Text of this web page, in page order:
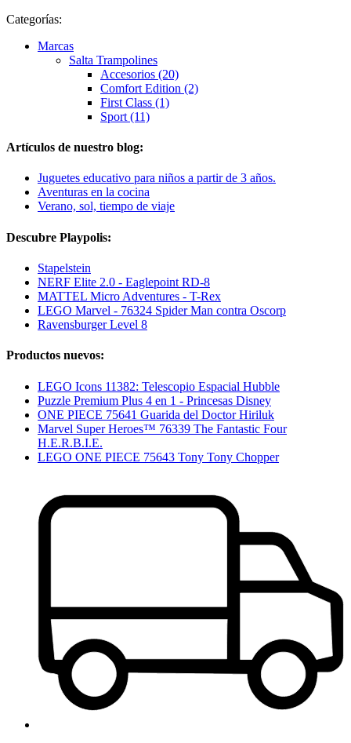
Categorías:
Marcas
Salta Trampolines
Accesorios (20)
Comfort Edition (2)
First Class (1)
Sport (11)
Artículos de nuestro blog:
Juguetes educativo para niños a partir de 3 años.
Aventuras en la cocina
Verano, sol, tiempo de viaje
Descubre Playpolis:
Stapelstein
NERF Elite 2.0 - Eaglepoint RD-8
MATTEL Micro Adventures - T-Rex
LEGO Marvel - 76324 Spider Man contra Oscorp
Ravensburger Level 8
Productos nuevos:
LEGO Icons 11382: Telescopio Espacial Hubble
Puzzle Premium Plus 4 en 1 - Princesas Disney
ONE PIECE 75641 Guarida del Doctor Hiriluk
Marvel Super Heroes™ 76339 The Fantastic Four
H.E.R.B.I.E.
LEGO ONE PIECE 75643 Tony Tony Chopper